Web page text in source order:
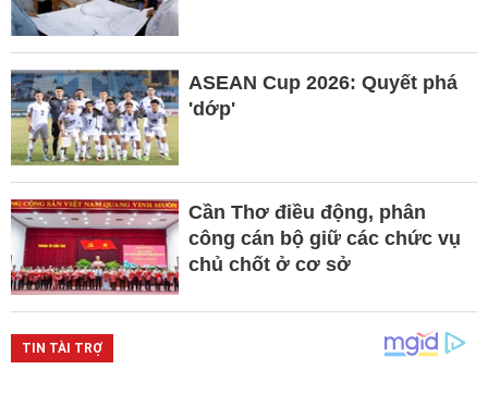
ASEAN Cup 2026: Quyết phá
'dớp'
Cần Thơ điều động, phân
công cán bộ giữ các chức vụ
chủ chốt ở cơ sở